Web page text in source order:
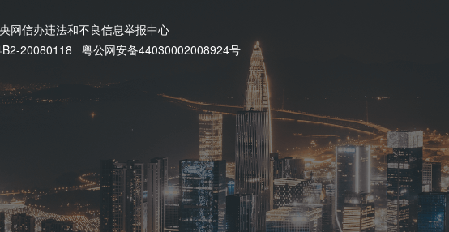
网信办违法和不良信息举报中心
20080118 粤公网安备44030002008924号